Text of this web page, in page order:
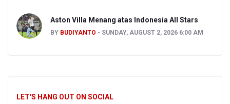
Aston Villa Menang atas Indonesia All Stars
BY BUDIYANTO SUNDAY, AUGUST 2, 2026 6:00 AM
LET'S HANG OUT ON SOCIAL